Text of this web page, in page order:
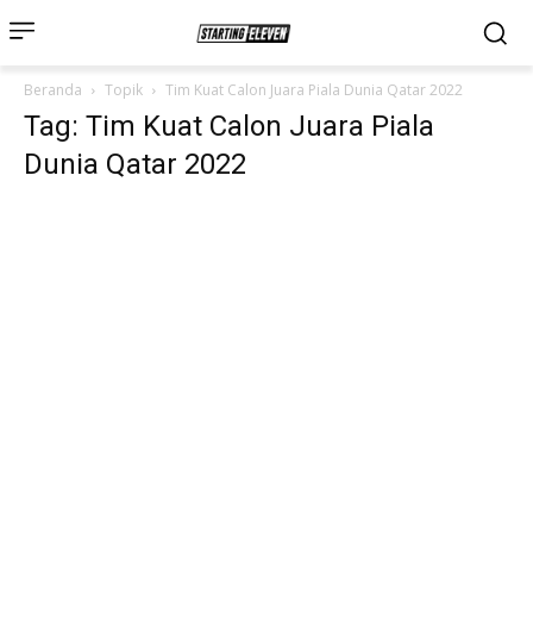
Beranda Topik Tim Kuat Calon Juara Piala Dunia Qatar 2022
Tag: Tim Kuat Calon Juara Piala
Dunia Qatar 2022